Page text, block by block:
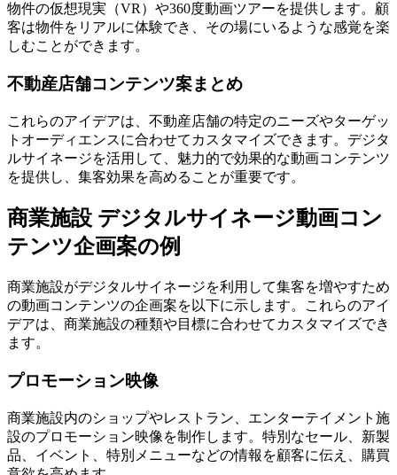
物件の仮想現実（VR）や360度動画ツアーを提供します。顧
客は物件をリアルに体験でき、その場にいるような感覚を楽
しむことができます。
不動産店舗コンテンツ案まとめ
これらのアイデアは、不動産店舗の特定のニーズやターゲッ
トオーディエンスに合わせてカスタマイズできます。デジタ
ルサイネージを活用して、魅力的で効果的な動画コンテンツ
を提供し、集客効果を高めることが重要です。
商業施設 デジタルサイネージ動画コン
テンツ企画案の例
商業施設がデジタルサイネージを利用して集客を増やすため
の動画コンテンツの企画案を以下に示します。これらのアイ
デアは、商業施設の種類や目標に合わせてカスタマイズでき
ます。
プロモーション映像
商業施設内のショップやレストラン、エンターテイメント施
設のプロモーション映像を制作します。特別なセール、新製
品、イベント、特別メニューなどの情報を顧客に伝え、購買